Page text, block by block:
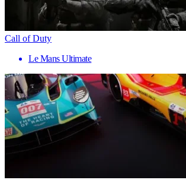
Call of Duty
Le Mans Ultimate